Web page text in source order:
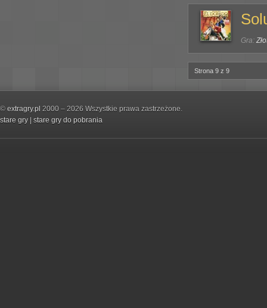
Gra:
Strona 9 z 9
© extragry.pl 2000 – 2026 Wszystkie prawa zastrzeżone.
stare gry
stare gry do pobrania